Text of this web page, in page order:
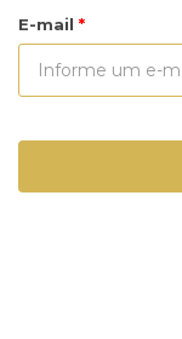
E-mail